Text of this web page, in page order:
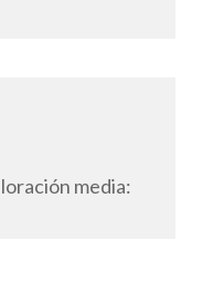
media: